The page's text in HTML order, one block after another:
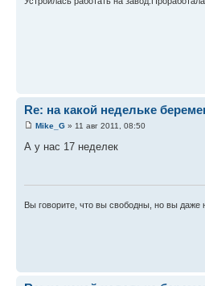
Re: на какой недельке
Mike_G » 11 авг 2011, 08:50
А у нас 17 неделек
Вы говорите, что вы свободны, но вы даже